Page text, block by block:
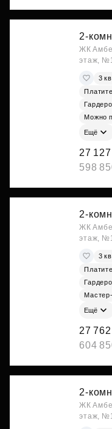
2-
ЖК
этаж,
3
Можно
Ещё
27
598
2-
ЖК
этаж,
3
Ещё
27
604
2-
ЖК
этаж,